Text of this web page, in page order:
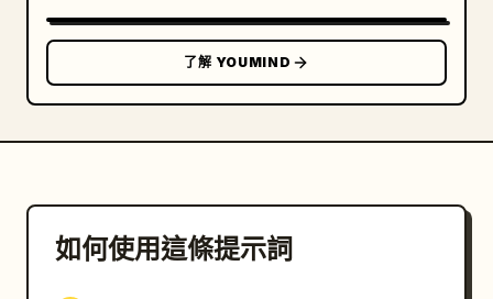
了解 YOUMIND
如何使用這條提示詞